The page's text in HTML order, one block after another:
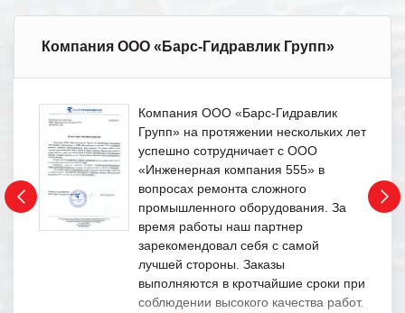
Компания ООО «Барс-Гидравлик Групп»
Компания ООО «Барс-Гидравлик
Групп» на протяжении нескольких лет
успешно сотрудничает с ООО
«Инженерная компания 555» в
вопросах ремонта сложного
промышленного оборудования. За
время работы наш партнер
зарекомендовал себя с самой
лучшей стороны. Заказы
выполняются в кротчайшие сроки при
соблюдении высокого качества работ.